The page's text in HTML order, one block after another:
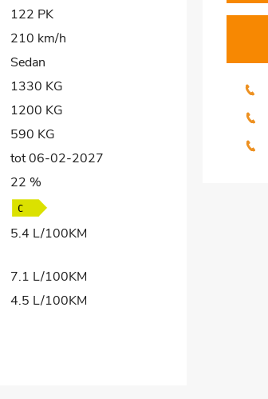
122 PK
210 km/h
Sedan
1330 KG
1200 KG
590 KG
tot 06-02-2027
22 %
5.4 L/100KM
7.1 L/100KM
4.5 L/100KM